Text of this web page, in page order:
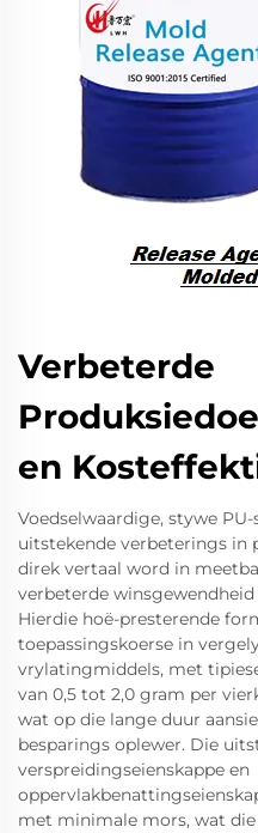
Verbeterde
en
Voedselwaardige, stywe
uitstekende verbeterings
direk vertaal word in
verbeterde
Hierdie hoë-presterende
toepassingskoerse in
vrylatingmiddels, met
van 0,5 tot 2,0 gram per
wat op die lange duur
besparings oplewer. Die
verspreidingseienskappe en
met minimale mors, wat